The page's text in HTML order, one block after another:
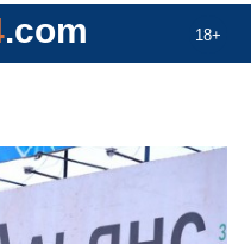
18+
.com